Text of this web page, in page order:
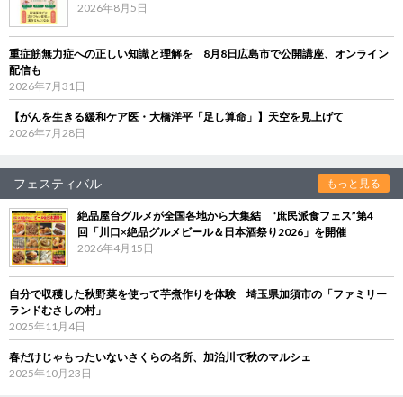
2026年8月5日
重症筋無力症への正しい知識と理解を 8月8日広島市で公開講座、オンライン
配信も
2026年7月31日
【がんを生きる緩和ケア医・大橋洋平「足し算命」】天空を見上げて
2026年7月28日
フェスティバル もっと見る
絶品屋台グルメが全国各地から大集結 “庶民派食フェス”第4
回「川口×絶品グルメビール＆日本酒祭り2026」を開催
2026年4月15日
自分で収穫した秋野菜を使って芋煮作りを体験 埼玉県加須市の「ファミリー
ランドむさしの村」
2025年11月4日
春だけじゃもったいないさくらの名所、加治川で秋のマルシェ
2025年10月23日